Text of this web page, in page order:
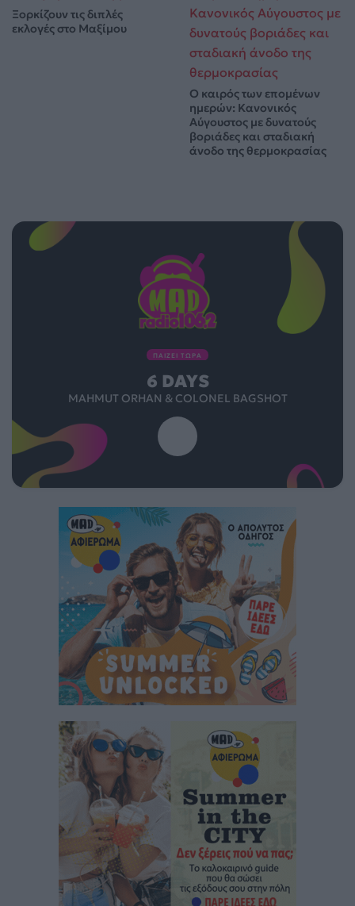
Ξορκίζουν τις διπλές
εκλογές στο Μαξίμου
Ο καιρός των επομένων
ημερών: Κανονικός
Αύγουστος με δυνατούς
βοριάδες και σταδιακή
άνοδο της θερμοκρασίας
ΠΑΙΖΕΙ ΤΩΡΑ
6 DAYS
MAHMUT ORHAN & COLONEL BAGSHOT